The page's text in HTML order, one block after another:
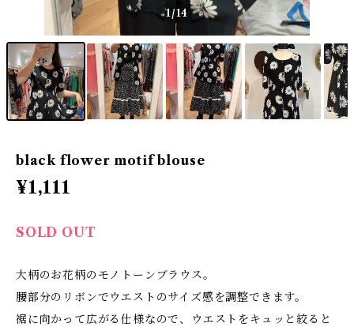
1/14
black flower motif blouse
¥1,111
SOLD OUT
大柄のお花柄のモノトーンブラウス。
腰部分のリボンでウエストのサイズ感を調整できます。
裾に向かって広がる仕様なので、ウエストをキュッと絞ると